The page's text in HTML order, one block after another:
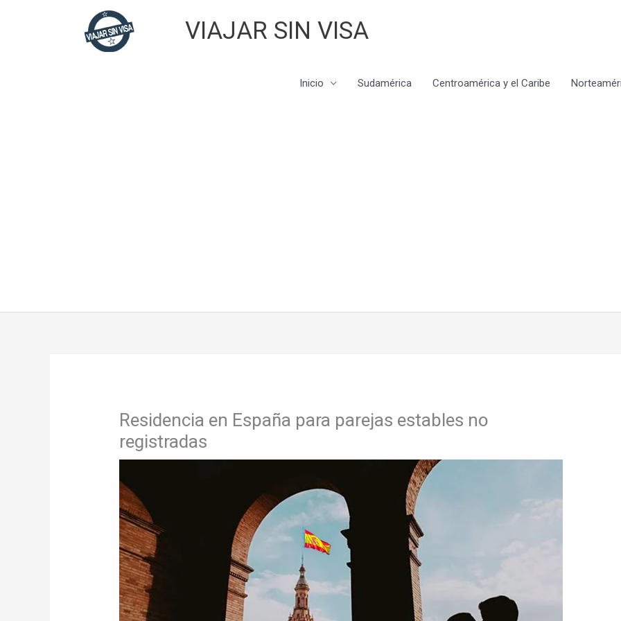
VIAJAR SIN VISA
Inicio Sudamérica Centroamérica y el Caribe
Residencia en España para parejas estables no
registradas